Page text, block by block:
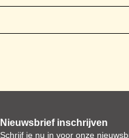
Nieuwsbrief inschrijven
Schrijf je nu in voor onze